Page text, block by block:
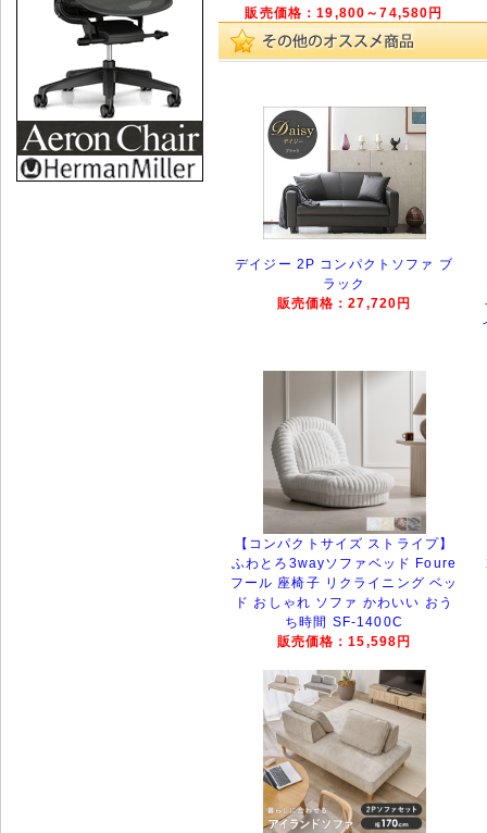
販売価格：19,800～74,580円
デイジー 2P コンパクトソファ ブ
ラック
販売価格：27,720円
【コンパクトサイズ ストライプ】
ふわとろ3wayソファベッド Foure
フール 座椅子 リクライニング ベッ
ド おしゃれ ソファ かわいい おう
ち時間 SF-1400C
販売価格：15,598円